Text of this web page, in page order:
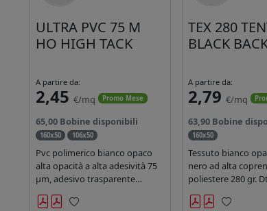
ULTRA PVC 75 M
HO HIGH TACK
A partire da:
2,45 €/mq Promo Mese
65,00 Bobine disponibili
160x50 106x50
Pvc polimerico bianco opaco
alta opacità a alta adesività 75
µm, adesivo trasparente
acrilico hotmelt permanente,
durata 5-7 anni liner 140gr PE
TEX 280
BLACK
A partire da:
2,79 €/mq
63,90 Bobine
160x50
Tessuto bianco
nero ad alta
poliestere 280 gr.
idrorepellente,
stampa